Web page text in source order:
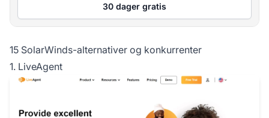
30 dager gratis
15 SolarWinds-alternativer og konkurrenter
1. LiveAgent